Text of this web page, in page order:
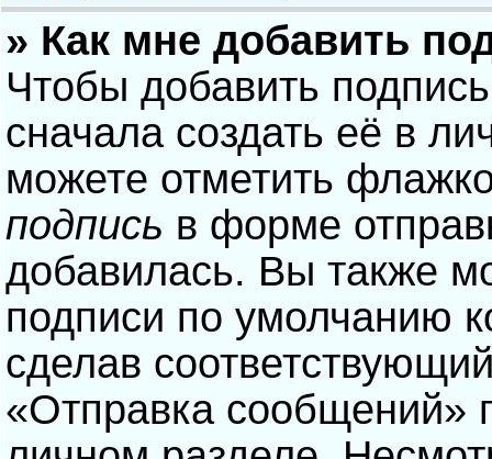
» Как мне добавить
Чтобы добавить
сначала создать её в
можете отметить
подпись в форме
добавилась. Вы также
подписи по умолчанию
сделав
«Отправка сообщений»